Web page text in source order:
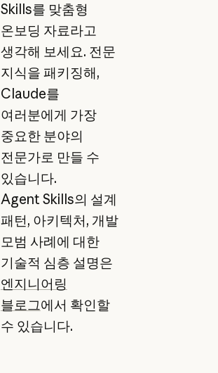
Skills를 맞춤형
온보딩 자료라고
생각해 보세요. 전문
지식을 패키징해,
Claude를
여러분에게 가장
중요한 분야의
전문가로 만들 수
있습니다.
Agent Skills의 설계
패턴, 아키텍처, 개발
모범 사례에 대한
기술적 심층 설명은
엔지니어링
블로그에서 확인할
수 있습니다.